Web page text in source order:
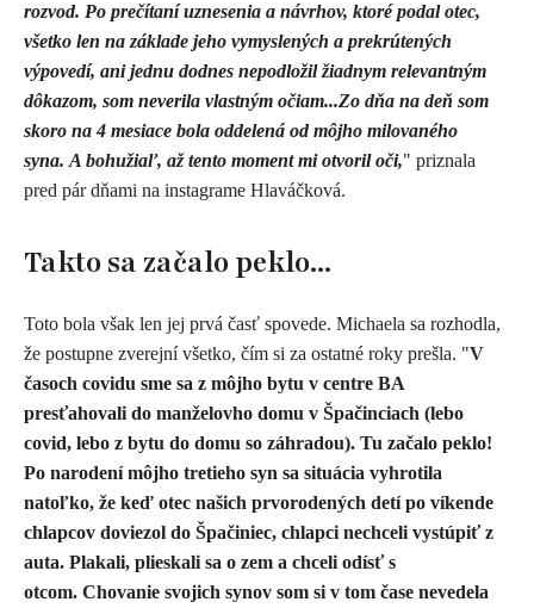
rozvod. Po prečítaní uznesenia a návrhov, ktoré podal otec,
všetko len na základe jeho vymyslených a prekrútených
výpovedí, ani jednu dodnes nepodložil žiadnym relevantným
dôkazom, som neverila vlastným očiam...Zo dňa na deň som
skoro na 4 mesiace bola oddelená od môjho milovaného
syna. A bohužiaľ, až tento moment mi otvoril oči," priznala
pred pár dňami na instagrame Hlaváčková.
Takto sa začalo peklo...
Toto bola však len jej prvá časť spovede. Michaela sa rozhodla,
že postupne zverejní všetko, čím si za ostatné roky prešla. "V
časoch covidu sme sa z môjho bytu v centre BA
presťahovali do manželovho domu v Špačinciach (lebo
covid, lebo z bytu do domu so záhradou). Tu začalo peklo!
Po narodení môjho tretieho syn sa situácia vyhrotila
natoľko, že keď otec našich prvorodených detí po víkende
chlapcov doviezol do Špačiniec, chlapci nechceli vystúpiť z
auta. Plakali, plieskali sa o zem a chceli odísť s
otcom. Chovanie svojich synov som si v tom čase nevedela